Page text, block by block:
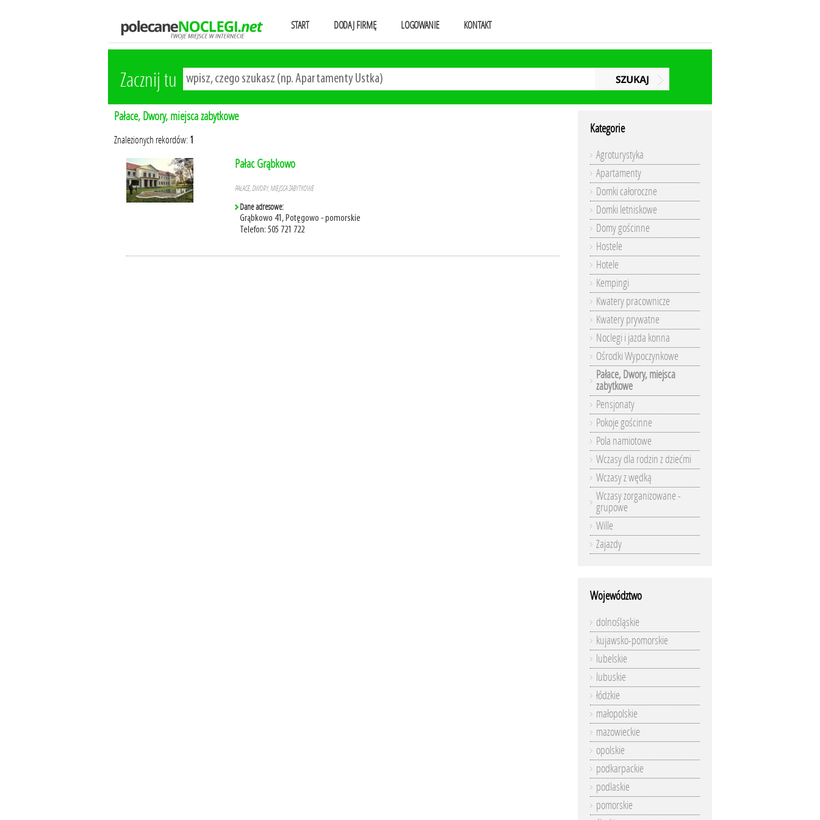
START DODAJ FIRMĘ LOGOWANIE KONTAKT
Zacznij tu
Pałace, Dwory, miejsca zabytkowe
Znalezionych rekordów: 1
Pałac Grąbkowo
PAŁACE, DWORY, MIEJSCA ZABYTKOWE
Dane adresowe:
Grąbkowo 41, Potęgowo - pomorskie
Telefon: 505 721 722
Kategorie
Agroturystyka
Apartamenty
Domki całoroczne
Domki letniskowe
Domy gościnne
Hostele
Hotele
Kempingi
Kwatery pracownicze
Kwatery prywatne
Noclegi i jazda konna
Ośrodki Wypoczynkowe
Pałace, Dwory, miejsca
zabytkowe
Pensjonaty
Pokoje gościnne
Pola namiotowe
Wczasy dla rodzin z dziećmi
Wczasy z wędką
Wczasy zorganizowane -
grupowe
Wille
Zajazdy
Województwo
dolnośląskie
kujawsko-pomorskie
lubelskie
lubuskie
łódzkie
małopolskie
mazowieckie
opolskie
podkarpackie
podlaskie
pomorskie